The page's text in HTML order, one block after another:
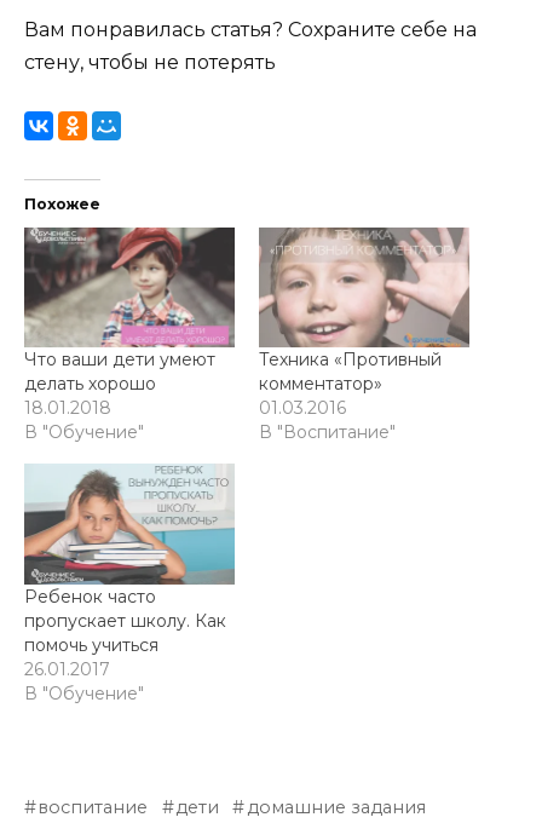
Вам понравилась статья? Сохраните себе на
стену, чтобы не потерять
Похожее
Что ваши дети умеют
делать хорошо
18.01.2018
В "Обучение"
Техника «Противный
комментатор»
01.03.2016
В "Воспитание"
Ребенок часто
пропускает школу. Как
помочь учиться
26.01.2017
В "Обучение"
воспитание дети домашние задания